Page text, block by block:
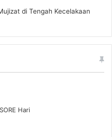
di Tengah Kecelakaan
Hari